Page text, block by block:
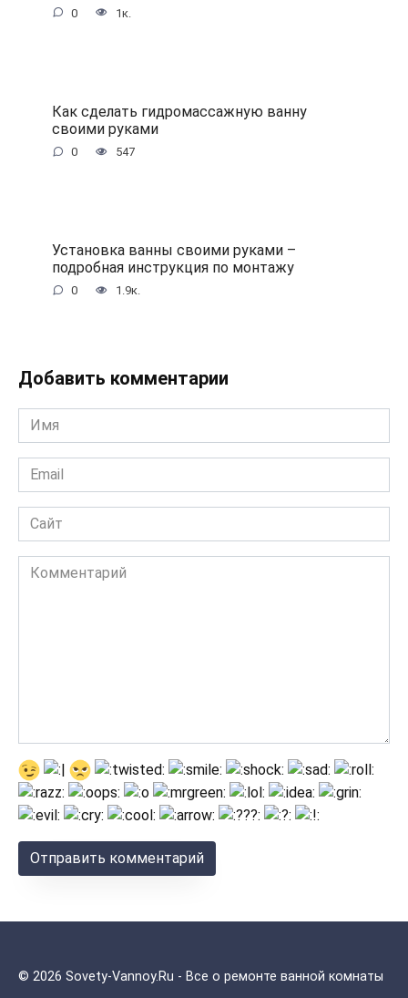
0 1к.
Как сделать гидромассажную ванну
своими руками
0 547
Установка ванны своими руками –
подробная инструкция по монтажу
0 1.9к.
Добавить комментарии
Имя
*
Email
*
Сайт
Комментарий
© 2026 Sovety-Vannoy.Ru - Все о ремонте ванной комнаты